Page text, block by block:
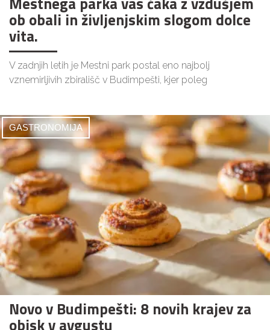
ob obali in življenjskim slogom dolce
vita.
V zadnjih letih je Mestni park postal eno najbolj
vznemirljivih zbirališč v Budimpešti, kjer poleg
GASTRONOMIJA
Novo v Budimpešti: 8 novih krajev za
obisk v avgustu